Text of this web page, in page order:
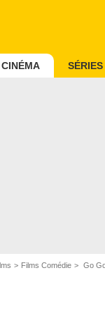
CINÉMA SÉRIES
Films Comédie Go